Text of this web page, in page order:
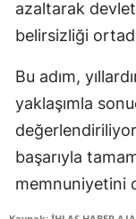
azaltarak
belirsizliği
Bu adım,
yaklaşımla
başarıyla
memnuniyetini